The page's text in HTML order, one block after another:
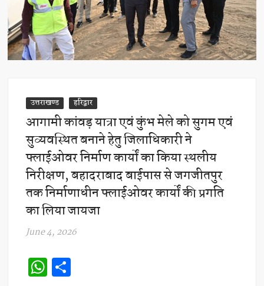
उत्तराखण्ड हरिद्वार
आगामी कांवड़ यात्रा एवं कुंभ मेले को सुगम एवं
सुव्यवस्थित बनाने हेतु जिलाधिकारी ने
फ्लाईओवर निर्माण कार्यों का किया स्थलीय
निरीक्षण, बहादराबाद बाईपास से जगजीतपुर
तक निर्माणाधीन फ्लाईओवर कार्यों की प्रगति
का लिया जायजा
June 4, 2026
W